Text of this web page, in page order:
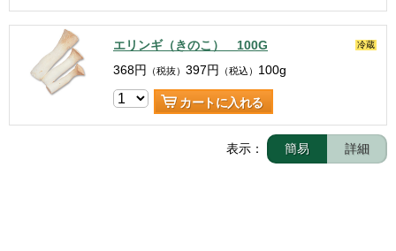
エリンギ（きのこ） 100G 冷蔵
368円 （税抜） 397円 （税込） 100g
カートに入れる
表示： 簡易 詳細